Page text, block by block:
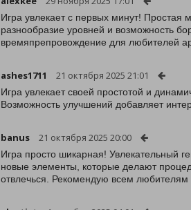
Игра увлекает с первых минут! Простая
разнообразие уровней и возможность
времяпрепровождение для любителей
ashes1711 21 октября 2025 21:01
Игра увлекает своей простотой и
Возможность улучшений добавляет
banus 21 октября 2025 20:00
Игра просто шикарная! Увлекательный
новые элементы, которые делают
отвлечься. Рекомендую всем любителям